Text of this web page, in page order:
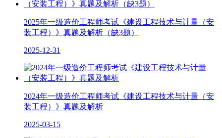
2025年一级造价工程师考试《建设工程技术与计量（安
装工程）》真题及解析（缺3题）
2025-12-31
2024年一级造价工程师考试《建设工程技术与计量（安
装工程）》真题及解析
2025-03-15